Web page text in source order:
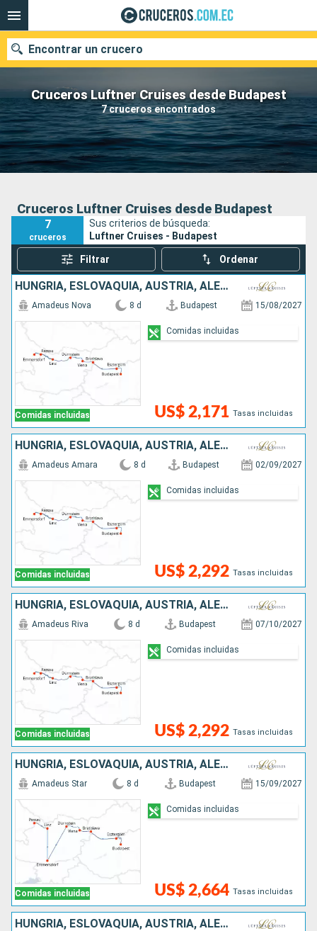
Cruceros Luftner Cruises desde Budapest
7 cruceros encontrados
Encontrar un crucero
Nuestros destinos
Fecha de salida
Buscar
Cruceros Luftner Cruises desde Budapest
7
cruceros
Sus criterios de búsqueda:
Luftner Cruises - Budapest
Filtrar Ordenar
HUNGRÍA, ESLOVAQUIA, AUSTRIA, ALEMANIA
Comidas incluidas
Amadeus Nova 8 d Budapest 15/08/2027
US$ 2,171 Tasas incluidas
Comidas incluidas
HUNGRÍA, ESLOVAQUIA, AUSTRIA, ALEMANIA
Comidas incluidas
Amadeus Amara 8 d Budapest 02/09/2027
US$ 2,292 Tasas incluidas
Comidas incluidas
HUNGRÍA, ESLOVAQUIA, AUSTRIA, ALEMANIA
Comidas incluidas
Amadeus Riva 8 d Budapest 07/10/2027
US$ 2,292 Tasas incluidas
Comidas incluidas
HUNGRÍA, ESLOVAQUIA, AUSTRIA, ALEMANIA
Comidas incluidas
Amadeus Star 8 d Budapest 15/09/2027
US$ 2,664 Tasas incluidas
Comidas incluidas
HUNGRÍA, ESLOVAQUIA, AUSTRIA, ALEMANIA